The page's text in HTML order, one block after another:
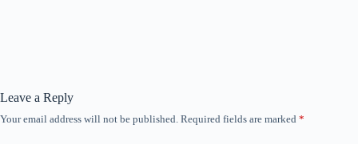
Leave a Reply
Your email address will not be published. Required fields are marked *